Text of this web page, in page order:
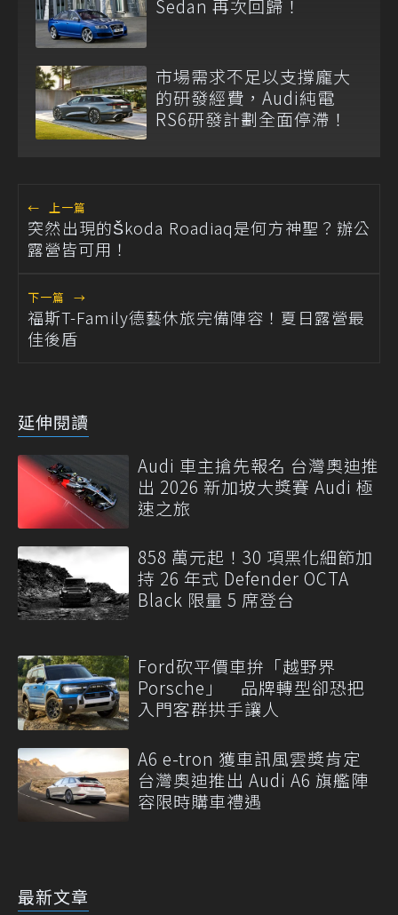
Sedan 再次回歸！
市場需求不足以支撐龐大
的研發經費，Audi純電
RS6研發計劃全面停滯！
← 上一篇
突然出現的Škoda Roadiaq是何方神聖？辦公
露營皆可用！
下一篇 →
福斯T-Family德藝休旅完備陣容！夏日露營最
佳後盾
延伸閱讀
Audi 車主搶先報名 台灣奧迪推
出 2026 新加坡大獎賽 Audi 極
速之旅
858 萬元起！30 項黑化細節加
持 26 年式 Defender OCTA
Black 限量 5 席登台
Ford砍平價車拚「越野界
Porsche」 品牌轉型卻恐把
入門客群拱手讓人
A6 e-tron 獲車訊風雲獎肯定
台灣奧迪推出 Audi A6 旗艦陣
容限時購車禮遇
最新文章